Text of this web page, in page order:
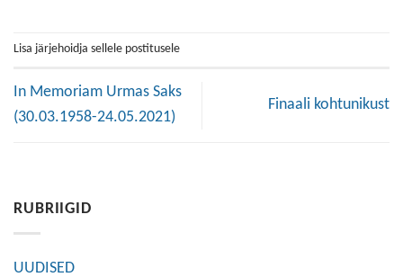
Lisa järjehoidja sellele postitusele
In Memoriam Urmas Saks
(30.03.1958-24.05.2021)
Finaali kohtunikust
RUBRIIGID
UUDISED